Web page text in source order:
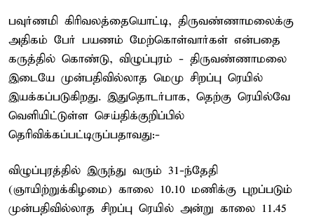
பவுர்ணமி கிரிவலத்தையொட்டி, திருவண்ணாமலைக்கு
அதிகம் பேர் பயணம் மேற்கொள்வார்கள் என்பதை
கருத்தில் கொண்டு, விழுப்புரம் - திருவண்ணாமலை
இடையே முன்பதிவில்லாத மெமு சிறப்பு ரெயில்
இயக்கப்படுகிறது. இதுதொடர்பாக, தெற்கு ரெயில்வே
வெளியிட்டுள்ள செய்திக்குறிப்பில்
தெரிவிக்கப்பட்டிருப்பதாவது:-
விழுப்புரத்தில் இருந்து வரும் 31-ந்தேதி
(ஞாயிற்றுக்கிழமை) காலை 10.10 மணிக்கு புறப்படும்
முன்பதிவில்லாத சிறப்பு ரெயில் அன்று காலை 11.45